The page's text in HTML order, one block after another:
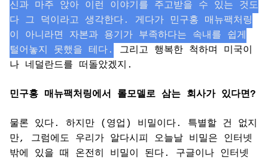
신과 마주 앉아 이런 이야기를 주고받을 수 있는 것도
다 그 덕이라고 생각한다. 게다가 민구홍 매뉴팩처링
이 아니라면 자본과 용기가 부족하다는 속내를 쉽게
털어놓지 못했을 테다.
그리고 행복한 척하며 미국이
나 네덜란드를 떠돌았겠지.
민구홍 매뉴팩처링에서 롤모델로 삼는 회사가 있다면?
물론 있다. 하지만 (영업) 비밀이다. 특별할 건 없지
만, 그럼에도 우리가 알다시피 오늘날 비밀은 인터넷
밖에 있을 때 온전히 비밀이 된다. 구글이나 인터넷